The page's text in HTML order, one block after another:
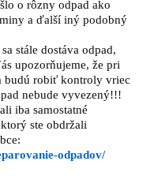
o rôzny odpad ako
a ďalší iný podobný
stále dostáva odpad,
upozorňujeme, že pri
budú robiť kontroly vriec
nebude vyvezený!!!
iba samostatné
ste obdržali
odpadov/